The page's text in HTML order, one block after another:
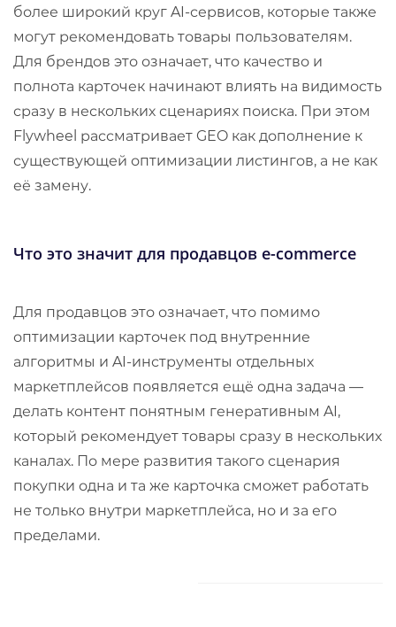
более широкий круг AI-сервисов, которые также
могут рекомендовать товары пользователям.
Для брендов это означает, что качество и
полнота карточек начинают влиять на видимость
сразу в нескольких сценариях поиска. При этом
Flywheel рассматривает GEO как дополнение к
существующей оптимизации листингов, а не как
её замену.
Что это значит для продавцов e-commerce
Для продавцов это означает, что помимо
оптимизации карточек под внутренние
алгоритмы и AI-инструменты отдельных
маркетплейсов появляется ещё одна задача —
делать контент понятным генеративным AI,
который рекомендует товары сразу в нескольких
каналах. По мере развития такого сценария
покупки одна и та же карточка сможет работать
не только внутри маркетплейса, но и за его
пределами.